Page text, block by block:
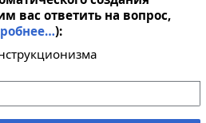
вас ответить на вопрос,
):